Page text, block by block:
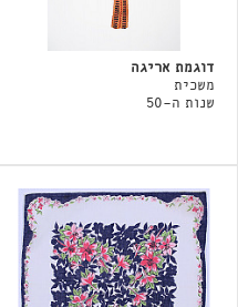
דוגמת אריגה
משכית
שנות ה-50